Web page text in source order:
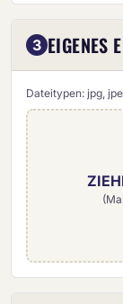
3 EIGENES
Dateitypen: jpg,